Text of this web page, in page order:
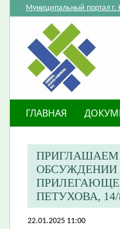
Муниципальный портал г.
ГЛАВНАЯ
ПРИГЛАШАЕМ
ОБСУЖДЕНИИ
ПЕТУХОВА, 14/
22.01.2025 11:00